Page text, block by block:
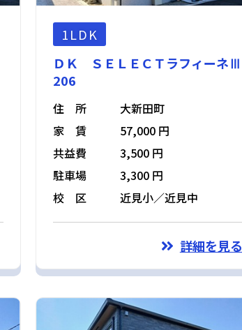
1LDK
ＤＫ ＳＥＬＥＣＴラフィーネⅢ
206
住 所
大新田町
家 賃
57,000 円
共益費
3,500 円
駐車場
3,300 円
校 区
近見小／近見中
詳細を見る